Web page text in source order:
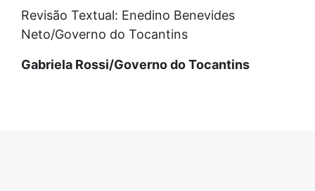
Revisão Textual: Enedino Benevides
Neto/Governo do Tocantins
Gabriela Rossi/Governo do Tocantins